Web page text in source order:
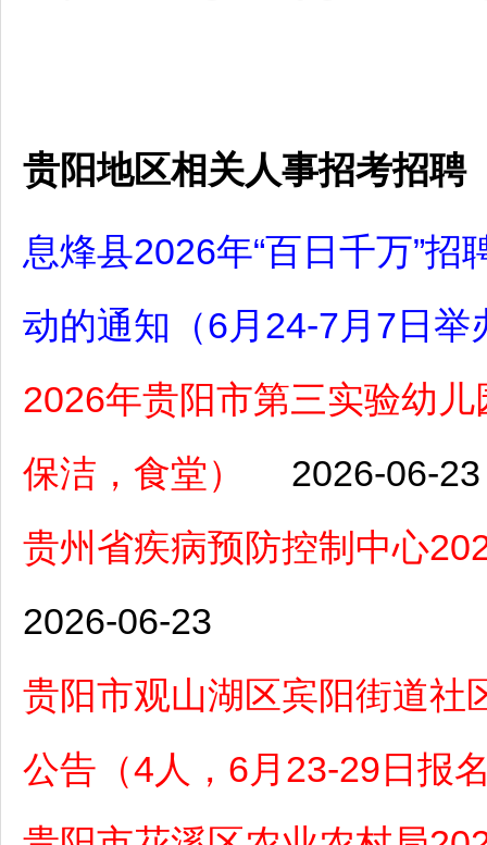
贵阳地区相关人事招考招聘
息烽县2026年“百日千万”
动的通知（6月24-7月7日举
2026年贵阳市第三实验幼
保洁，食堂）
2026-06-23
贵州省疾病预防控制中心
2026-06-23
贵阳市观山湖区宾阳街道社
公告（4人，6月23-29日报